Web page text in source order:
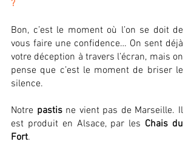
?
Bon, c’est le moment où l’on se doit de
vous faire une confidence… On sent déjà
votre déception à travers l’écran, mais on
pense que c’est le moment de briser le
silence.
Notre pastis ne vient pas de Marseille. Il
est produit en Alsace, par les Chais du
Fort.